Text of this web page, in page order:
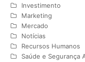
Investimento
Marketing
Mercado
Notícias
Recursos Humanos
Saúde e Segurança